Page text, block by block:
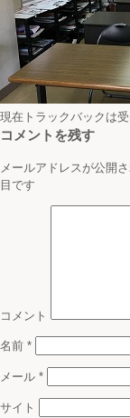
現在トラックバックは
コメントを残す
メールアドレスが公開
目です
コメント
名前 *
メール *
サイト